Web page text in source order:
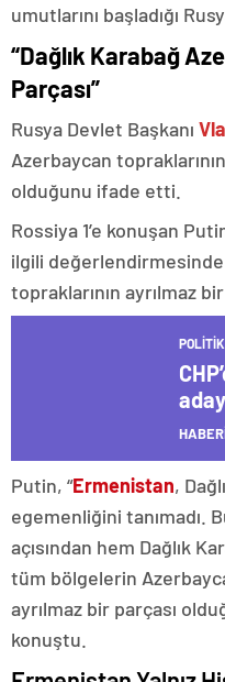
umutlarını başladığı
“Dağlık Karabağ
Parçası”
Rusya Devlet Başkanı
Azerbaycan
olduğunu ifade etti.
Rossiya 1’e konuşan
ilgili
topraklarının ayrılmaz
Putin, “Ermenistan,
egemenliğini tanımadı.
açısından hem Dağlık
tüm bölgelerin
ayrılmaz bir parçası
konuştu.